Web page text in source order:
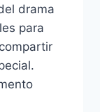
drama
para